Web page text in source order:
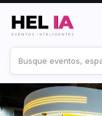
no
site